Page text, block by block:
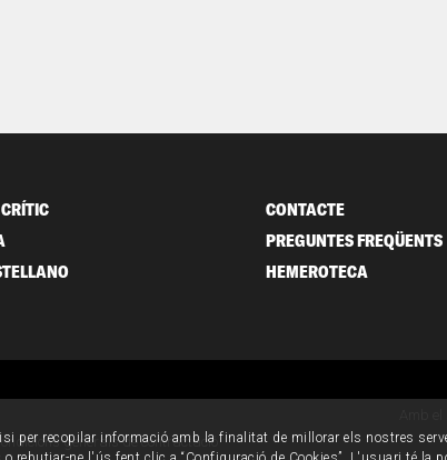
CONTACTE
PREGUNTES FREQÜENTS
HEMEROTECA
generals de contractació
per recopilar informació amb la finalitat de millorar els nostres